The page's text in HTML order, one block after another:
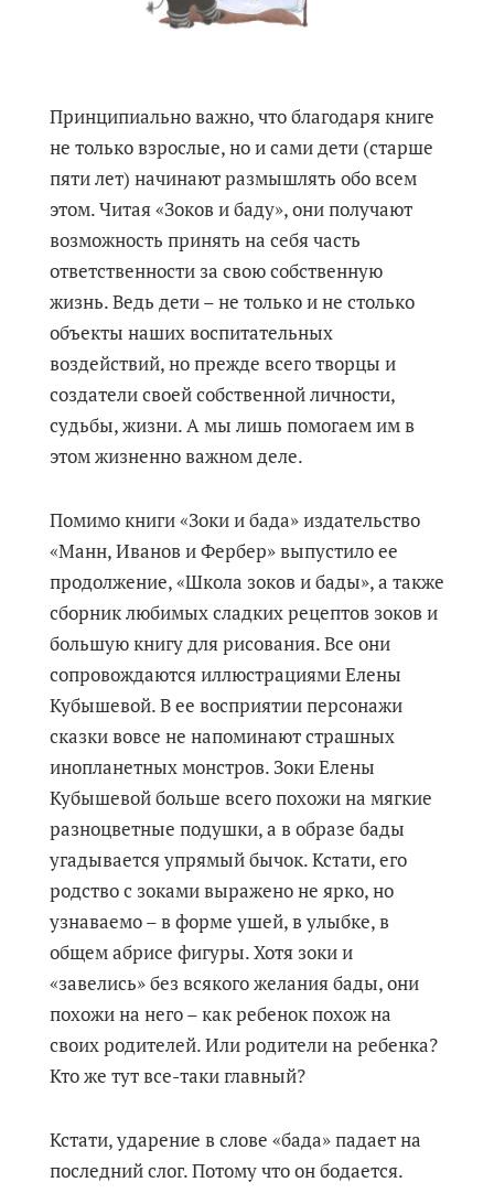
Принципиально важно, что благодаря книге
не только взрослые, но и сами дети (старше
пяти лет) начинают размышлять обо всем
этом. Читая «Зоков и баду», они получают
возможность принять на себя часть
ответственности за свою собственную
жизнь. Ведь дети – не только и не столько
объекты наших воспитательных
воздействий, но прежде всего творцы и
создатели своей собственной личности,
судьбы, жизни. А мы лишь помогаем им в
этом жизненно важном деле.
Помимо книги «Зоки и бада» издательство
«Манн, Иванов и Фербер» выпустило ее
продолжение, «Школа зоков и бады», а также
сборник любимых сладких рецептов зоков и
большую книгу для рисования. Все они
сопровождаются иллюстрациями Елены
Кубышевой. В ее восприятии персонажи
сказки вовсе не напоминают страшных
инопланетных монстров. Зоки Елены
Кубышевой больше всего похожи на мягкие
разноцветные подушки, а в образе бады
угадывается упрямый бычок. Кстати, его
родство с зоками выражено не ярко, но
узнаваемо – в форме ушей, в улыбке, в
общем абрисе фигуры. Хотя зоки и
«завелись» без всякого желания бады, они
похожи на него – как ребенок похож на
своих родителей. Или родители на ребенка?
Кто же тут все-таки главный?
Кстати, ударение в слове «бада» падает на
последний слог. Потому что он бодается.